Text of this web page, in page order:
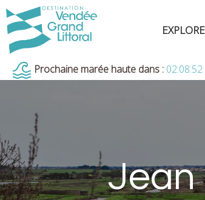
Prochaine marée haute dans : 02:08:51
Jean